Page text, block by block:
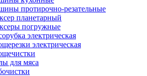
протирочно-резательные
планетарный
погружные
электрическая
электрическая
для мяса